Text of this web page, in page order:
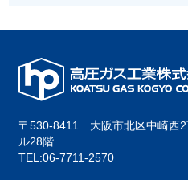
〒530-8411 大阪市北区中崎西2
ル28階
TEL:06-7711-2570